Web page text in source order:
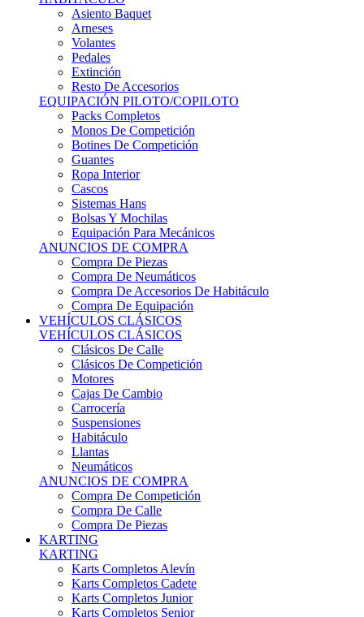
Asiento Baquet
Arneses
Volantes
Pedales
Extinción
Resto De Accesorios
EQUIPACIÓN PILOTO/COPILOTO
Packs Completos
Monos De Competición
Botines De Competición
Guantes
Ropa Interior
Cascos
Sistemas Hans
Bolsas Y Mochilas
Equipación Para Mecánicos
ANUNCIOS DE COMPRA
Compra De Piezas
Compra De Neumáticos
Compra De Accesorios De Habitáculo
Compra De Equipación
VEHÍCULOS CLÁSICOS
VEHÍCULOS CLÁSICOS
Clásicos De Calle
Clásicos De Competición
Motores
Cajas De Cambio
Carrocería
Suspensiones
Habitáculo
Llantas
Neumáticos
ANUNCIOS DE COMPRA
Compra De Competición
Compra De Calle
Compra De Piezas
KARTING
KARTING
Karts Completos Alevín
Karts Completos Cadete
Karts Completos Junior
Karts Completos Senior